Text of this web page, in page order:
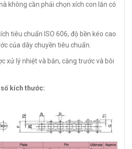
không cần phải chọn xích con lăn có
tiêu chuẩn ISO 606, độ bền kéo cao
của dây chuyền tiêu chuẩn.
xử lý nhiệt và bắn, căng trước và bôi
kích thước: